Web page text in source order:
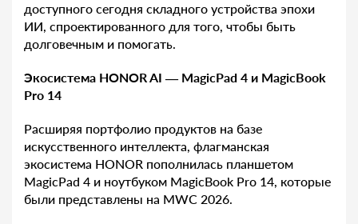
доступного сегодня складного устройства эпохи
ИИ, спроектированного для того, чтобы быть
долговечным и помогать.
Экосистема HONOR AI — MagicPad 4 и MagicBook
Pro 14
Расширяя портфолио продуктов на базе
искусственного интеллекта, флагманская
экосистема HONOR пополнилась планшетом
MagicPad 4 и ноутбуком MagicBook Pro 14, которые
были представлены на MWC 2026.